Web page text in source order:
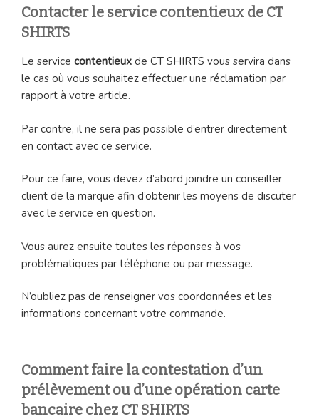
Contacter le service contentieux de CT
SHIRTS
Le service contentieux de CT SHIRTS vous servira dans
le cas où vous souhaitez effectuer une réclamation par
rapport à votre article.
Par contre, il ne sera pas possible d’entrer directement
en contact avec ce service.
Pour ce faire, vous devez d’abord joindre un conseiller
client de la marque afin d’obtenir les moyens de discuter
avec le service en question.
Vous aurez ensuite toutes les réponses à vos
problématiques par téléphone ou par message.
N’oubliez pas de renseigner vos coordonnées et les
informations concernant votre commande.
Comment faire la contestation d’un
prélèvement ou d’une opération carte
bancaire chez CT SHIRTS